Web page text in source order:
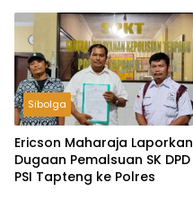
Sibolga
Ericson Maharaja Laporkan
Dugaan Pemalsuan SK DPD
PSI Tapteng ke Polres